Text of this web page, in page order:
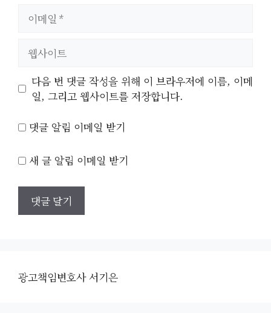
트
다음 번 댓글 작성을 위해 이 브라우저에 이름, 이메
일, 그리고 웹사이트를 저장합니다.
댓글 알림 이메일 받기
새 글 알림 이메일 받기
광고책임변호사 서기은